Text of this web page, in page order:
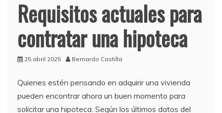
Requisitos actuales para
contratar una hipoteca
25 abril 2025 Bernardo Castilla
Quienes estén pensando en adquirir una vivienda
pueden encontrar ahora un buen momento para
solicitar una hipoteca. Según los últimos datos del